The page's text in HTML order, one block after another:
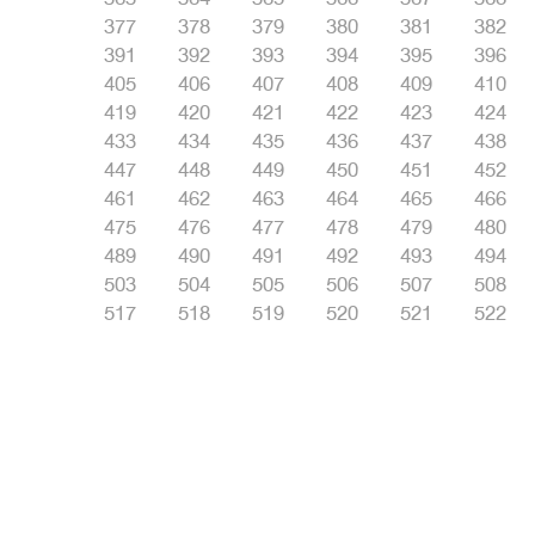
377
378 379 380 381
382
391
392 393 394 395
396
405
406 407 408 409
410
419
420 421 422 423
424
433
434 435 436 437
438
447
448 449 450 451
452
461
462 463 464 465
466
475
476 477 478 479
480
489
490 491 492 493
494
503
504 505 506 507
508
517
518 519 520 521 522